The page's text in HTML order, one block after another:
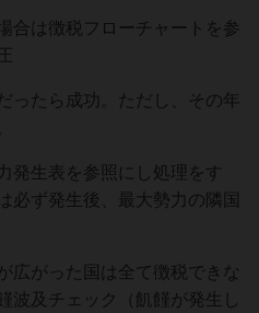
合は徴税フローチャートを参
ったら成功。ただし、その年
発⽣表を参照にし処理をす
必ず発⽣後、最⼤勢⼒の隣国
広がった国は全て徴税できな
波及チェック（飢饉が発⽣し